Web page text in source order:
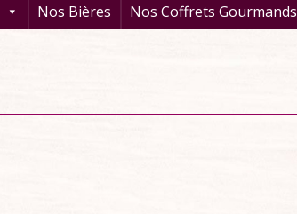
Nos Bières Nos Coffrets Gourmands